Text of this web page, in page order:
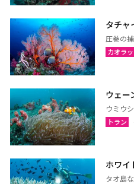
ローイエット
ブリーラム
シーサケート
スリン
北イサーン
ラヨーン（サメット島）
タチャ
圧巻の
カオラ
ウェー
ウミウ
トラン
ホワイ
タオ島